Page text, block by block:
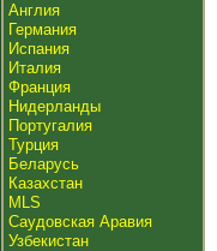
Англия
Германия
Испания
Италия
Франция
Нидерланды
Португалия
Турция
Беларусь
Казахстан
MLS
Саудовская Аравия
Узбекистан